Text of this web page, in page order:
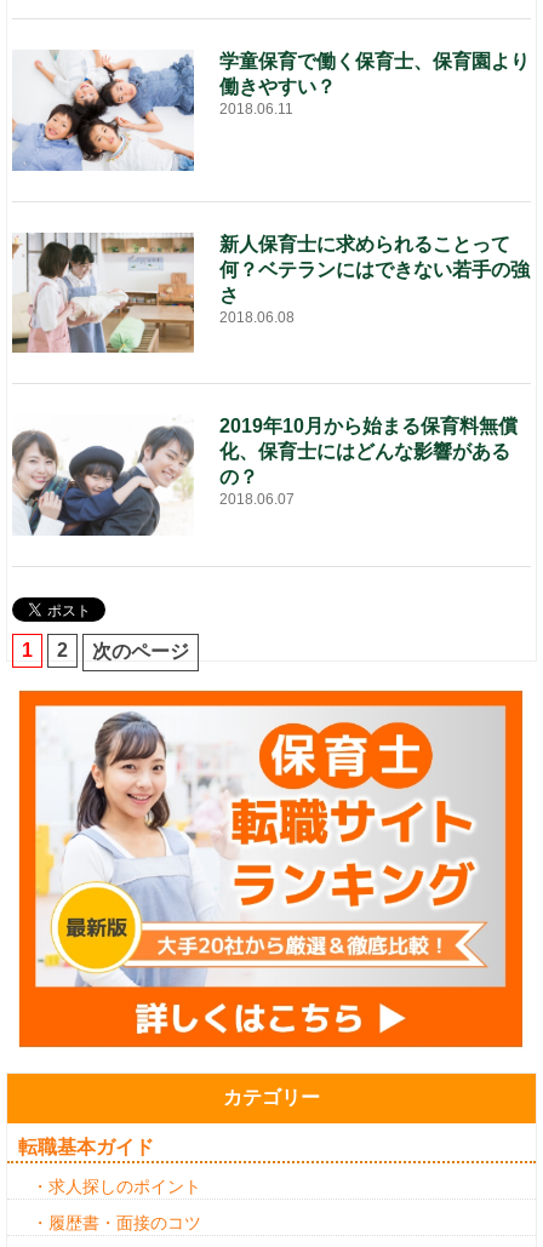
学童保育で働く保育士、保育園より
働きやすい？
2018.06.11
新人保育士に求められることって
何？ベテランにはできない若手の強
さ
2018.06.08
2019年10月から始まる保育料無償
化、保育士にはどんな影響がある
の？
2018.06.07
1 2 次のページ
カテゴリー
転職基本ガイド
・求人探しのポイント
・履歴書・面接のコツ